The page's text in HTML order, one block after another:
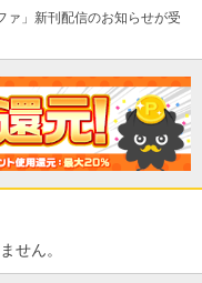
」新刊配信のお知らせが受
せん。